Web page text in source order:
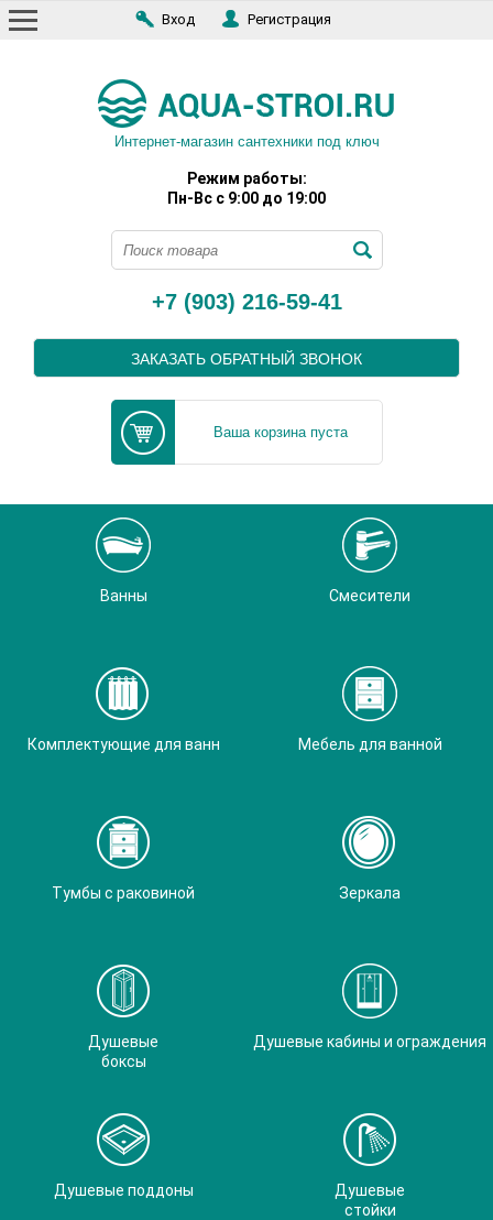
Вход Регистрация
Интернет-магазин сантехники под ключ
Режим работы:
Пн-Вс с 9:00 до 19:00
+7 (903) 216-59-41
ЗАКАЗАТЬ ОБРАТНЫЙ ЗВОНОК
Ваша корзина пуста
Ванны Смесители
Комплектующие для ванн Мебель для ванной
Тумбы с раковиной Зеркала
Душевые
боксы
Душевые кабины и ограждения
Душевые поддоны
Душевые
стойки